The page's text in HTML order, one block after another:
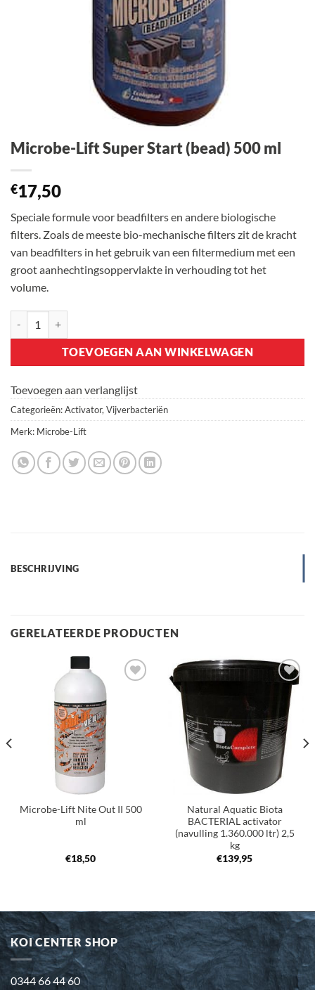
Microbe-Lift Super Start (bead) 500 ml
€17,50
Speciale formule voor beadfilters en andere biologische
filters. Zoals de meeste bio-mechanische filters zit de kracht
van beadfilters in het gebruik van een filtermedium met een
groot aanhechtingsoppervlakte in verhouding tot het
volume.
TOEVOEGEN AAN WINKELWAGEN
Toevoegen aan verlanglijst
Categorieën:Activator, Vijverbacteriën
Merk: Microbe-Lift
BESCHRIJVING
GERELATEERDE PRODUCTEN
Toevoegen
verlanglijst
Microbe-Lift Nite Out II 500
ml
€18,50
Toevoegen
verlanglijst
Natural Aquatic Biota
BACTERIAL activator
(navulling 1.360.000 ltr) 2,5
kg
€139,95
KOI CENTER SHOP
0344 66 44 60